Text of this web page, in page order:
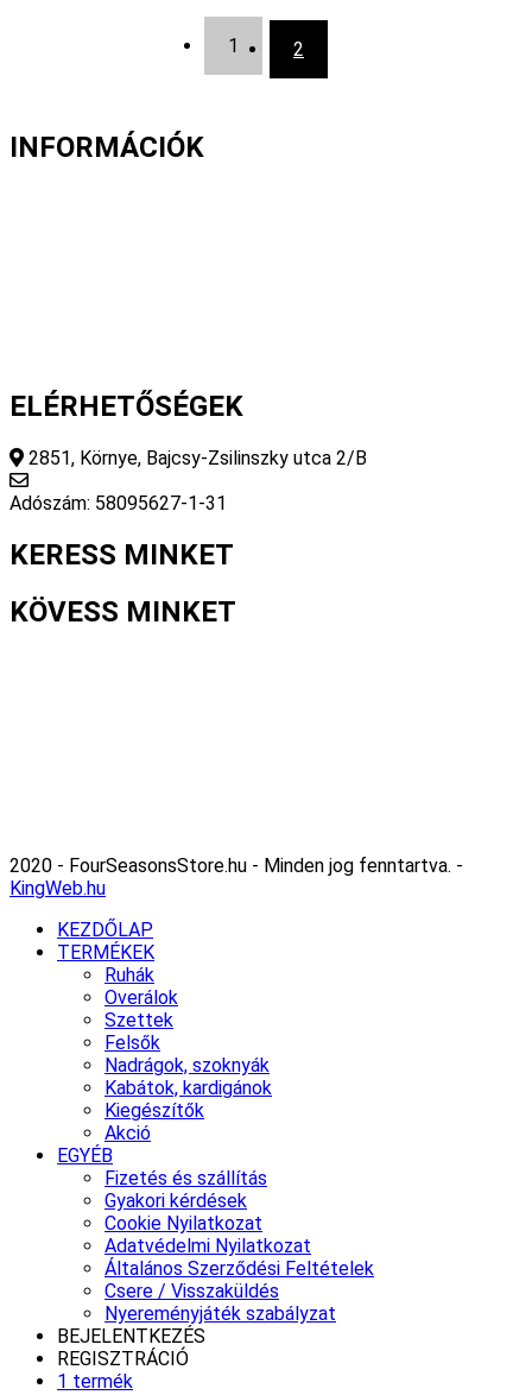
1 2
INFORMÁCIÓK
ELÉRHETŐSÉGEK
2851, Környe, Bajcsy-Zsilinszky utca 2/B
Adószám: 58095627-1-31
KERESS MINKET
KÖVESS MINKET
2020 - FourSeasonsStore.hu - Minden jog fenntartva. -
KingWeb.hu
KEZDŐLAP
TERMÉKEK
Ruhák
Overálok
Szettek
Felsők
Nadrágok, szoknyák
Kabátok, kardigánok
Kiegészítők
Akció
EGYÉB
Fizetés és szállítás
Gyakori kérdések
Cookie Nyilatkozat
Adatvédelmi Nyilatkozat
Általános Szerződési Feltételek
Csere / Visszaküldés
Nyereményjáték szabályzat
BEJELENTKEZÉS
REGISZTRÁCIÓ
1 termék